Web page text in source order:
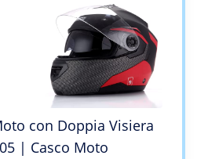
con Doppia Visiera
| Casco Moto